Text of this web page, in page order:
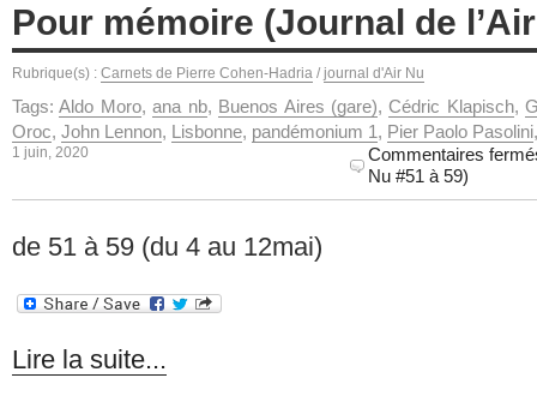
Pour mémoire (Journal de
Rubrique(s) : Carnets de Pierre Cohen-Hadria / journal d'Air Nu
Tags:Aldo Moro,ana nb, Buenos Aires (gare),Cédric Klapisch,
Oroc, John Lennon, Lisbonne, pandémonium 1, Pier Paolo Pasolini
1 juin, 2020
Commentaires
Nu #51 à 59)
de 51 à 59 (du 4 au 12mai)
Lire la suite...